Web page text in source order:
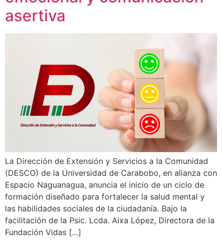
asertiva
La Dirección de Extensión y Servicios a la Comunidad
(DESCO) de la Universidad de Carabobo, en alianza con
Espacio Naguanagua, anuncia el inicio de un ciclo de
formación diseñado para fortalecer la salud mental y
las habilidades sociales de la ciudadanía. Bajo la
facilitación de la Psic. Lcda. Aixa López, Directora de la
Fundación Vidas […]